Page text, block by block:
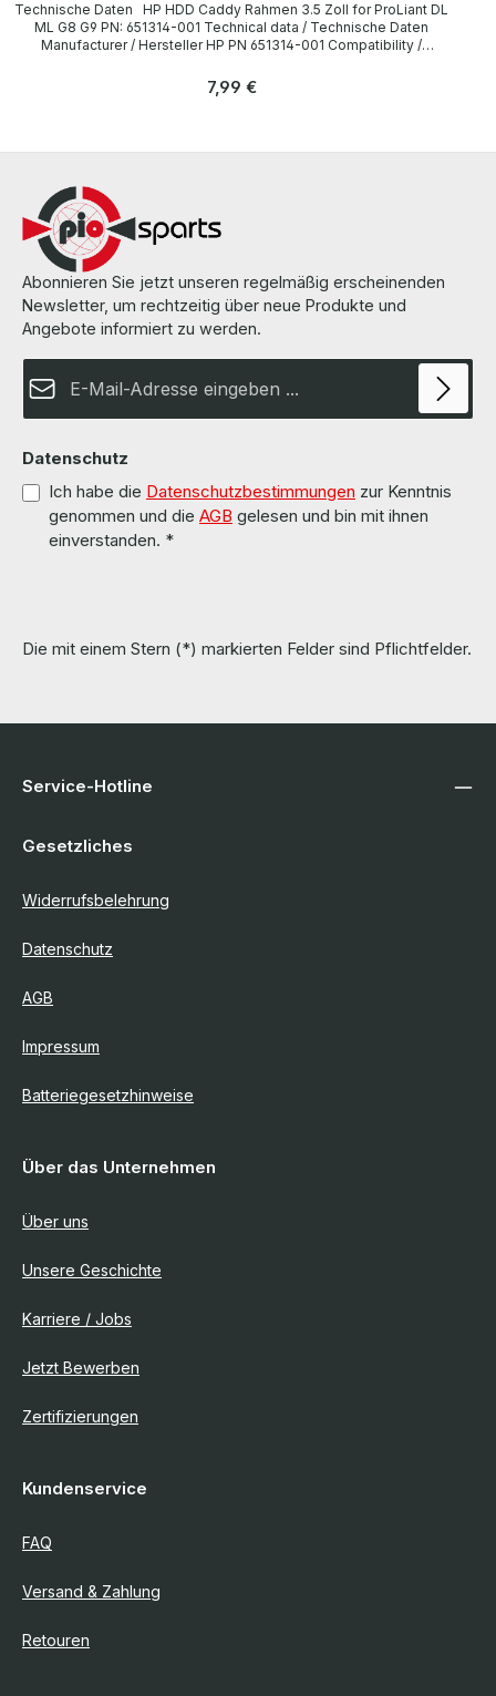
Technische Daten HP HDD Caddy Rahmen 3.5 Zoll for ProLiant DL
ML G8 G9 PN: 651314-001 Technical data / Technische Daten
Manufacturer / Hersteller HP PN 651314-001 Compatibility /
on the pages of the manufacturer. Weitere Informationen und
Regulärer Preis:
7,99 €
Abonnieren Sie jetzt unseren regelmäßig erscheinenden
Newsletter, um rechtzeitig über neue Produkte und
Angebote informiert zu werden.
Datenschutz
Ich habe die Datenschutzbestimmungen zur Kenntnis
genommen und die AGB gelesen und bin mit ihnen
einverstanden. *
Die mit einem Stern (*) markierten Felder sind Pflichtfelder.
Service-Hotline
Gesetzliches
Widerrufsbelehrung
Datenschutz
AGB
Impressum
Batteriegesetzhinweise
Über das Unternehmen
Über uns
Unsere Geschichte
Karriere / Jobs
Jetzt Bewerben
Zertifizierungen
Kundenservice
FAQ
Versand & Zahlung
Retouren